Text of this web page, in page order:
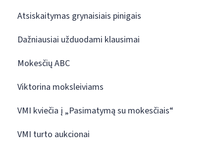
Atsiskaitymas grynaisiais pinigais
Dažniausiai užduodami klausimai
Mokesčių ABC
Viktorina moksleiviams
VMI kviečia į „Pasimatymą su mokesčiais“
VMI turto aukcionai